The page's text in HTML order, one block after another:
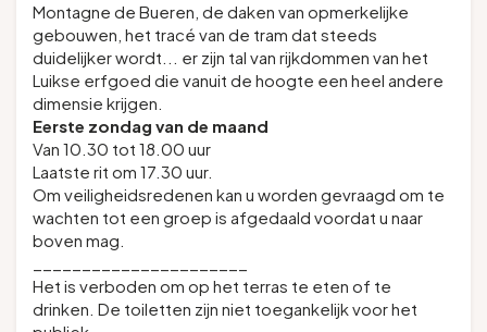
Montagne de Bueren, de daken van opmerkelijke
gebouwen, het tracé van de tram dat steeds
duidelijker wordt... er zijn tal van rijkdommen van het
Luikse erfgoed die vanuit de hoogte een heel andere
dimensie krijgen.
Eerste zondag van de maand
Van 10.30 tot 18.00 uur
Laatste rit om 17.30 uur.
Om veiligheidsredenen kan u worden gevraagd om te
wachten tot een groep is afgedaald voordat u naar
boven mag.
Het is verboden om op het terras te eten of te
drinken. De toiletten zijn niet toegankelijk voor het